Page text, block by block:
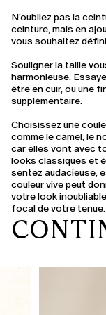
N'oubliez pas la
ceinture, mais en
vous souhaitez
Souligner la taille
harmonieuse.
être en cuir, ou une
supplémentaire.
Choisissez une
comme le camel, le
car elles vont avec
looks classiques et
sentez audacieuse,
couleur vive peut
votre look
focal de votre tenue.